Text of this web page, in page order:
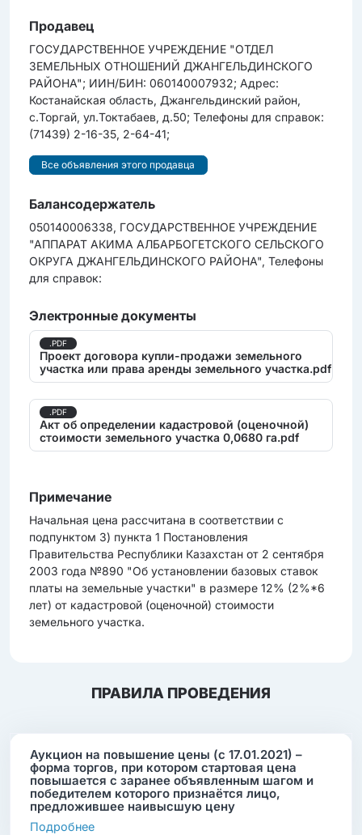
Продавец
ГОСУДАРСТВЕННОЕ УЧРЕЖДЕНИЕ "ОТДЕЛ
ЗЕМЕЛЬНЫХ ОТНОШЕНИЙ ДЖАНГЕЛЬДИНСКОГО
РАЙОНА"; ИИН/БИН: 060140007932; Адрес:
Костанайская область, Джангельдинский район,
с.Торгай, ул.Токтабаев, д.50; Телефоны для справок:
(71439) 2-16-35, 2-64-41;
Все объявления этого продавца
Балансодержатель
050140006338, ГОСУДАРСТВЕННОЕ УЧРЕЖДЕНИЕ
"АППАРАТ АКИМА АЛБАРБОГЕТСКОГО СЕЛЬСКОГО
ОКРУГА ДЖАНГЕЛЬДИНСКОГО РАЙОНА", Телефоны
для справок:
Электронные документы
.PDF
Проект договора купли-продажи земельного
участка или права аренды земельного участка.pdf
.PDF
Акт об определении кадастровой (оценочной)
стоимости земельного участка 0,0680 га.pdf
Примечание
Начальная цена рассчитана в соответствии с
подпунктом 3) пункта 1 Постановления
Правительства Республики Казахстан от 2 сентября
2003 года №890 "Об установлении базовых ставок
платы на земельные участки" в размере 12% (2%*6
лет) от кадастровой (оценочной) стоимости
земельного участка.
ПРАВИЛА ПРОВЕДЕНИЯ
Аукцион на повышение цены (с 17.01.2021) –
форма торгов, при котором стартовая цена
повышается с заранее объявленным шагом и
победителем которого признаётся лицо,
предложившее наивысшую цену
Подробнее